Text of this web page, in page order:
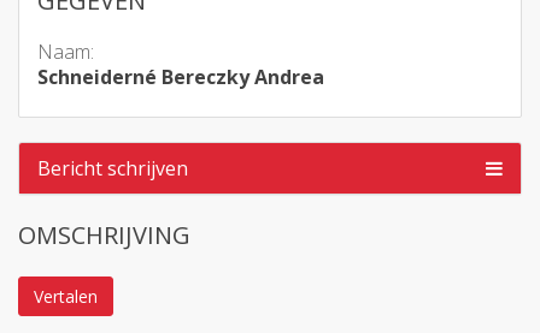
Naam:
Schneiderné Bereczky Andrea
Bericht schrijven
OMSCHRIJVING
Vertalen